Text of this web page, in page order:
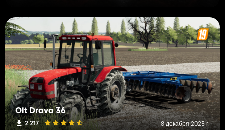
Olt Drava 36
2 217 8 декабря 2025 г.